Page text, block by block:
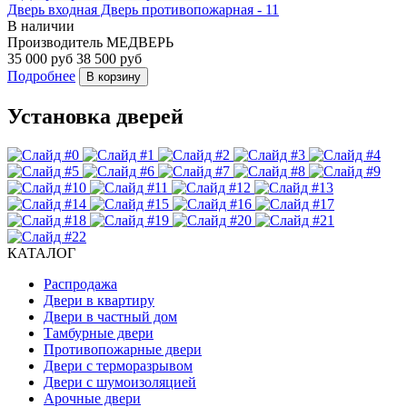
Дверь входная Дверь противопожарная - 11
В наличии
Производитель МЕДВЕРЬ
35 000 руб 38 500 руб
Подробнее
В корзину
Установка дверей
КАТАЛОГ
Распродажа
Двери в квартиру
Двери в частный дом
Тамбурные двери
Противопожарные двери
Двери с терморазрывом
Двери с шумоизоляцией
Арочные двери